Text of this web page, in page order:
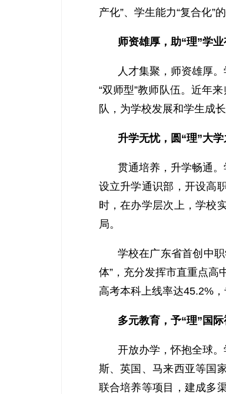
产化”、学生能力“复合化”的
师资雄厚，助“理”学业
人才集聚，师资雄厚
“双师型”教师队伍。近年
队，为学校发展和学生成
升学无忧，圆“理”大学
贯通培养，升学畅通
设立升学通识部，开设高
时，在办学层次上，学校
局。
学校在广东省首创中
体”，充分发挥市直重点高
高考本科上线率达45.2%，
多元教育，予“理”国际
开放办学，怀抱全球
斯、英国、马来西亚等国
联合培养等项目，建成多